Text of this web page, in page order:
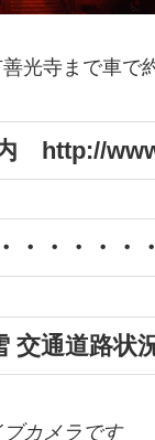
光寺まで車で
http://
・・・・・
通道路状
カメラです